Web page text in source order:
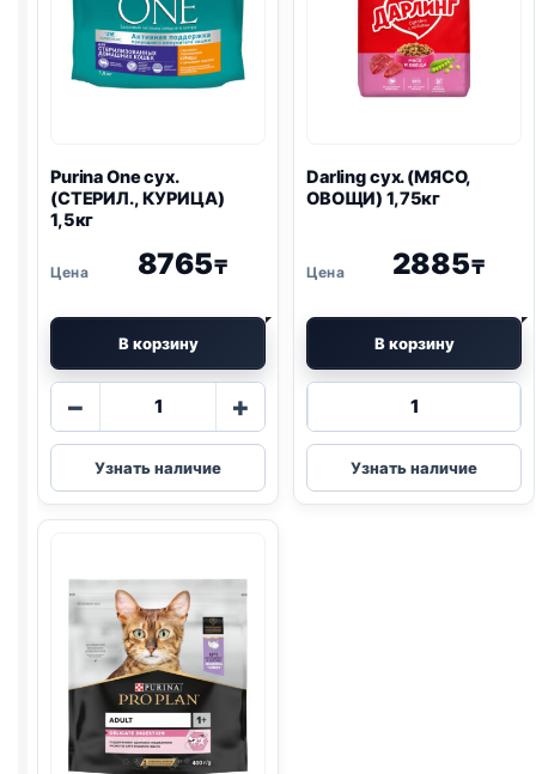
Purina Oneсух.
(СТЕРИЛ., КУРИЦА)
1,5кг
8765₸
В корзину
−
Количество
Purina
One
сух.
1,5кг
+
Узнать наличие
Darling сух. (МЯСО,
ОВОЩИ) 1,75кг
2885₸
В корзину
Количество
Darling
сух.
(МЯСО,
Узнать наличие